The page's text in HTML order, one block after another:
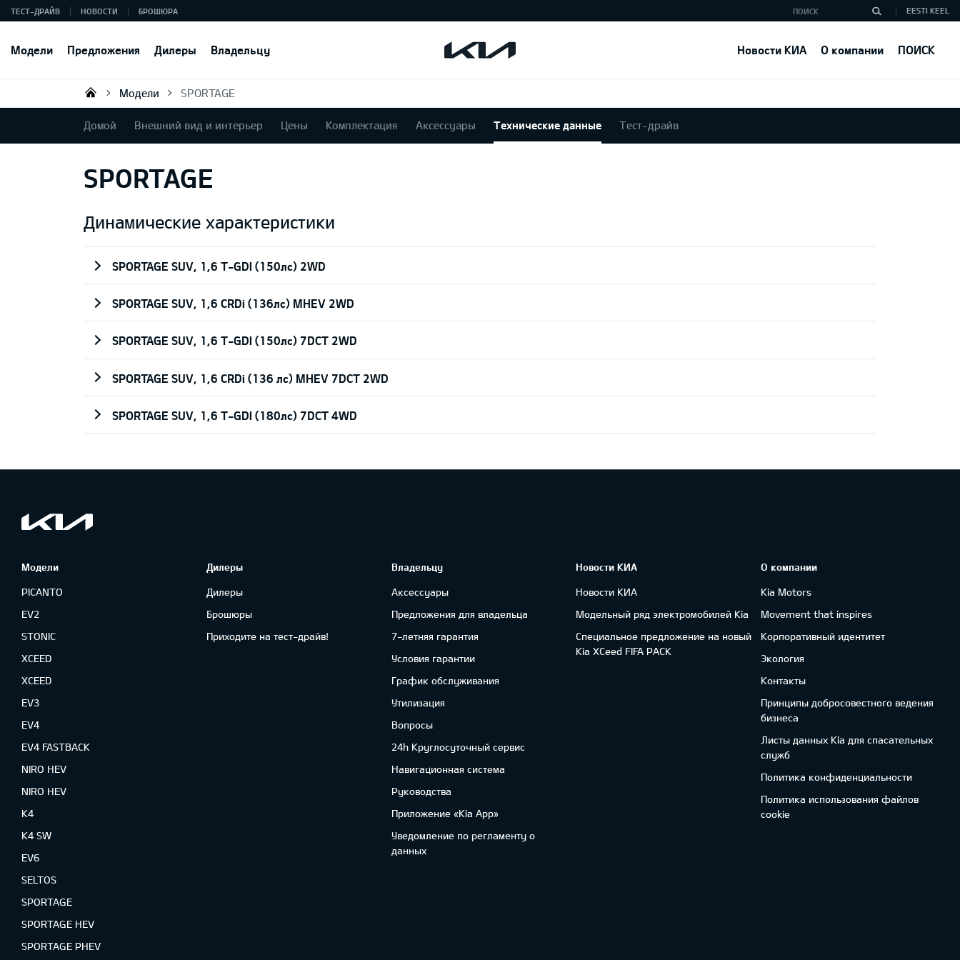
Модели Предложения Дилеры Владельцу Новости КИА О компании ПОИСК
ТЕСТ-ДРАЙВ НОВОСТИ БРОШЮРА EESTI KEEL
KIA AUTO AS
Модели SPORTAGE
Домой Внешний вид и интерьер Цены Комплектация Аксессуары Технические данные Тест-драйв
SPORTAGE
Динамические характеристики
SPORTAGE SUV, 1,6 T-GDI (150лс) 2WD
SPORTAGE SUV, 1,6 CRDi (136лс) MHEV 2WD
SPORTAGE SUV, 1,6 T-GDI (150лс) 7DCT 2WD
SPORTAGE SUV, 1,6 CRDi (136 лс) MHEV 7DCT 2WD
SPORTAGE SUV, 1,6 T-GDI (180лс) 7DCT 4WD
Модели
PICANTO
EV2
STONIC
XCEED
XCEED
EV3
EV4
EV4 FASTBACK
NIRO HEV
NIRO HEV
K4
K4 SW
EV6
SELTOS
SPORTAGE
SPORTAGE HEV
SPORTAGE PHEV
Дилеры
Дилеры
Брошюры
Приходите на тест-драйв!
Владельцу
Аксессуары
Предложения для владельца
7-летняя гарантия
Условия гарантии
График обслуживания
Утилизация
Вопросы
24h Круглосуточный сервис
Навигационная система
Руководства
Приложение «Kia App»
Уведомление по регламенту о
данных
Новости КИА
Новости КИА
Модельный ряд электромобилей Kia
Специальное предложение на новый
Kia XCeed FIFA PACK
О компании
Kia Motors
Movement that inspires
Корпоративный идентитет
Экология
Контакты
Принципы добросовестного ведения
бизнеса
Листы данных Kia для спасательных
служб
Политика конфиденциальности
Политика использования файлов
cookie